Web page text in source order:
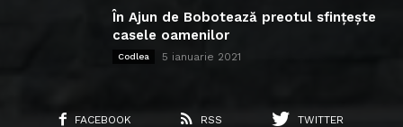
În Ajun de Bobotează preotul sfințește
casele oamenilor
Codlea 5 ianuarie 2021
FACEBOOK RSS
TWITTER